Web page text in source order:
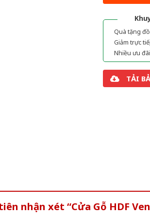
Quà tặng
Giảm trực
Nhiều ưu
TẢI
nhận xét “Cửa Gỗ HDF